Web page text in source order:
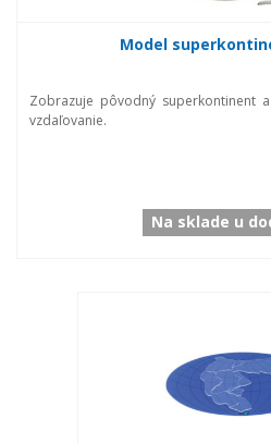
Model
Zobrazuje pôvodný superkontinent
vzdaľovanie.
Na sklade u